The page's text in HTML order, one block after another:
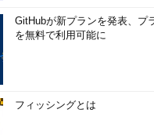
GitHubが新プランを発表、プ
を無料で利用可能に
フィッシングとは